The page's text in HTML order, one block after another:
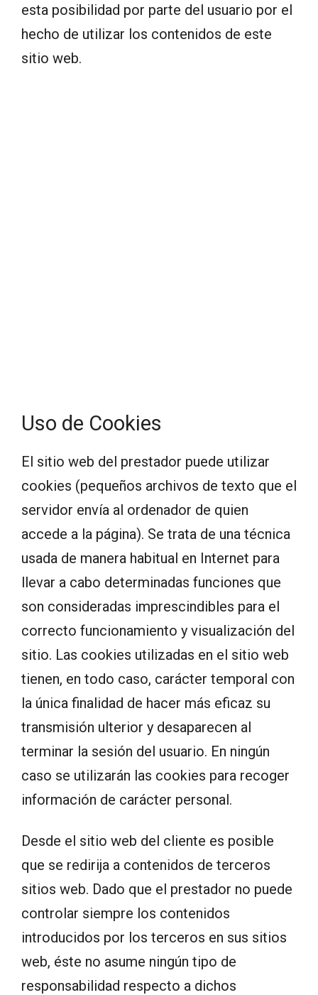
esta posibilidad por parte del usuario por el
hecho de utilizar los contenidos de este
sitio web.
Uso de Cookies
El sitio web del prestador puede utilizar
cookies (pequeños archivos de texto que el
servidor envía al ordenador de quien
accede a la página). Se trata de una técnica
usada de manera habitual en Internet para
llevar a cabo determinadas funciones que
son consideradas imprescindibles para el
correcto funcionamiento y visualización del
sitio. Las cookies utilizadas en el sitio web
tienen, en todo caso, carácter temporal con
la única finalidad de hacer más eficaz su
transmisión ulterior y desaparecen al
terminar la sesión del usuario. En ningún
caso se utilizarán las cookies para recoger
información de carácter personal.
Desde el sitio web del cliente es posible
que se redirija a contenidos de terceros
sitios web. Dado que el prestador no puede
controlar siempre los contenidos
introducidos por los terceros en sus sitios
web, éste no asume ningún tipo de
responsabilidad respecto a dichos